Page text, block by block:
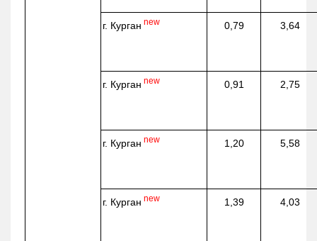
г. Курган new 0,79 3,64
г. Курган new 0,91 2,75
г. Курган new 1,20 5,58
г. Курган new 1,39 4,03